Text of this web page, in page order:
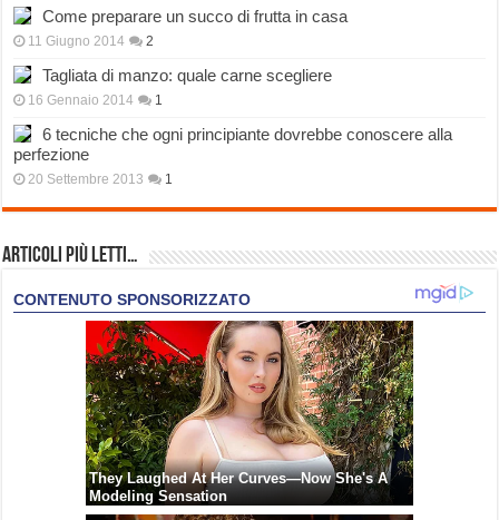
Come preparare un succo di frutta in casa
11 Giugno 2014 2
Tagliata di manzo: quale carne scegliere
16 Gennaio 2014 1
6 tecniche che ogni principiante dovrebbe conoscere alla
perfezione
20 Settembre 2013 1
Articoli più Letti…